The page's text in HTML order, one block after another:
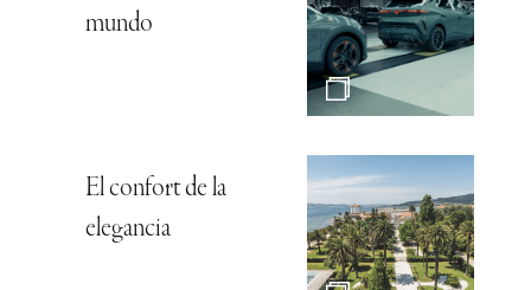
mundo
El confort de la
elegancia